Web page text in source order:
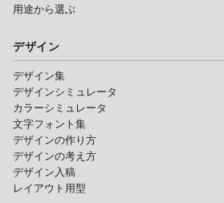
用途から選ぶ
デザイン
デザイン集
デザインシミュレータ
カラーシミュレータ
文字フォント集
デザインの作り方
デザインの考え方
デザイン入稿
レイアウト用型